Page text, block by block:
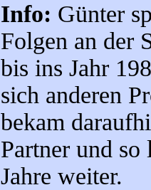
Info: Günter
Folgen an der
bis ins Jahr
sich anderen
bekam
Partner und so
Jahre weiter.